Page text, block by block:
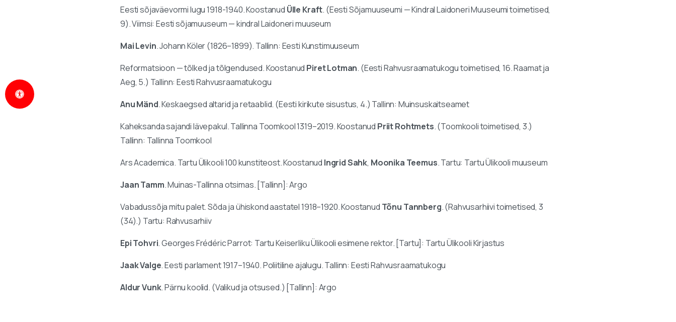
Eesti sõjaväevormi lugu 1918-1940. Koostanud Ülle Kraft. (Eesti Sõjamuuseumi — Kindral Laidoneri Muuseumi toimetised,
9). Viimsi: Eesti sõjamuuseum — kindral Laidoneri muuseum
Mai Levin. Johann Köler (1826–1899). Tallinn: Eesti Kunstimuuseum
Reformatsioon — tõlked ja tõlgendused. Koostanud Piret Lotman. (Eesti Rahvusraamatukogu toimetised, 16. Raamat ja
Aeg, 5.) Tallinn: Eesti Rahvusraamatukogu
Anu Mänd. Keskaegsed altarid ja retaablid. (Eesti kirikute sisustus, 4.) Tallinn: Muinsuskaitseamet
Kaheksanda sajandi lävepakul. Tallinna Toomkool 1319–2019. Koostanud Priit Rohtmets. (Toomkooli toimetised, 3.)
Tallinn: Tallinna Toomkool
Ars Academica. Tartu Ülikooli 100 kunstiteost. Koostanud Ingrid Sahk, Moonika Teemus. Tartu: Tartu Ülikooli muuseum
Jaan Tamm. Muinas-Tallinna otsimas. [Tallinn]: Argo
Vabadussõja mitu palet. Sõda ja ühiskond aastatel 1918–1920. Koostanud Tõnu Tannberg. (Rahvusarhiivi toimetised, 3
(34).) Tartu: Rahvusarhiiv
Epi Tohvri. Georges Frédéric Parrot: Tartu Keiserliku Ülikooli esimene rektor. [Tartu]: Tartu Ülikooli Kirjastus
Jaak Valge. Eesti parlament 1917–1940. Poliitiline ajalugu. Tallinn: Eesti Rahvusraamatukogu
Aldur Vunk. Pärnu koolid. (Valikud ja otsused.) [Tallinn]: Argo